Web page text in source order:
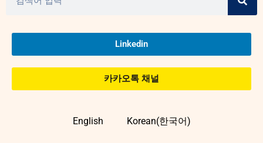
Linkedin
카카오톡 채널
English Korean(한국어)